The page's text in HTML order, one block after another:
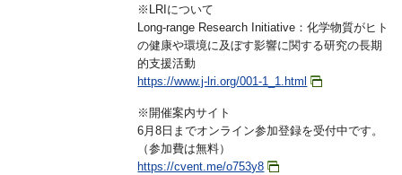
※LRIについて
Long-range Research Initiative：化学物質がヒト
の健康や環境に及ぼす影響に関する研究の長期
的支援活動
https://www.j-lri.org/001-1_1.html
※開催案内サイト
6月8日までオンライン参加登録を受付中です。
（参加費は無料）
https://cvent.me/o753y8